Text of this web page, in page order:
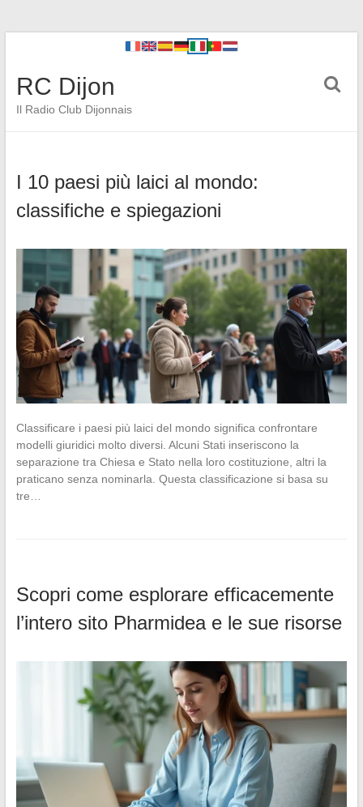
RC Dijon
Il Radio Club Dijonnais
I 10 paesi più laici al mondo:
classifiche e spiegazioni
Classificare i paesi più laici del mondo significa confrontare
modelli giuridici molto diversi. Alcuni Stati inseriscono la
separazione tra Chiesa e Stato nella loro costituzione, altri la
praticano senza nominarla. Questa classificazione si basa su
tre…
Scopri come esplorare efficacemente
l’intero sito Pharmidea e le sue risorse